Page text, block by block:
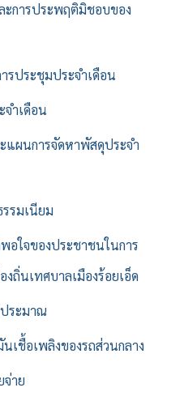
ะการประพฤติมิชอบของ
รประชุมประจำเดือน
จำเดือน
แผนการจัดหาพัสดุประจำ
รรมเนียม
ใจของประชาชนในการ
ถิ่นเทศบาลเมืองร้อยเอ็ด
ระมาณ
เชื้อเพลิงของรถส่วนกลาง
าย